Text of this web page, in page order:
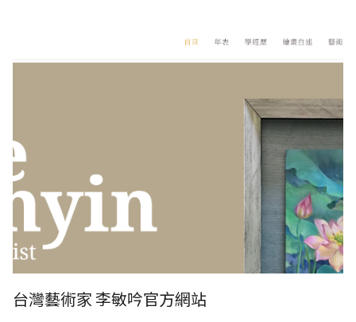
台灣藝術家 李敏吟官方網站